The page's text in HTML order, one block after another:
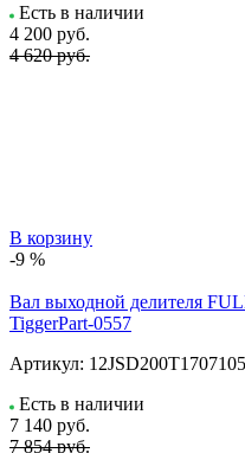
Есть в наличии
4 200 руб.
4 620 руб.
В корзину
-9 %
Вал выходной делителя
TiggerPart-0557
Артикул:
Есть в наличии
7 140 руб.
7 854 руб.